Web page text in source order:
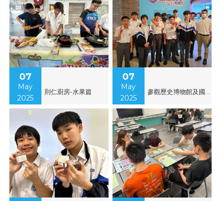
07
May
2025
則仁廚房-水果篇
07
May
2025
參觀歷史博物館及國家安全展覽